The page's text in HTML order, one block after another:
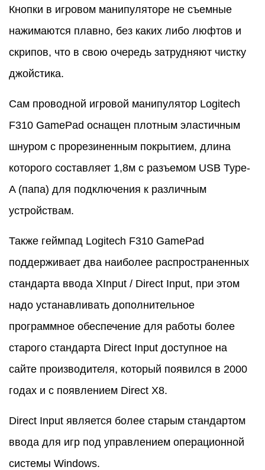
Кнопки в игровом манипуляторе не съемные
нажимаются плавно, без каких либо люфтов и
скрипов, что в свою очередь затрудняют чистку
джойстика.
Сам проводной игровой манипулятор Logitech
F310 GamePad оснащен плотным эластичным
шнуром с прорезиненным покрытием, длина
которого составляет 1,8м с разъемом USB Type-
A (папа) для подключения к различным
устройствам.
Также геймпад Logitech F310 GamePad
поддерживает два наиболее распространенных
стандарта ввода XInput / Direct Input, при этом
надо устанавливать дополнительное
программное обеспечение для работы более
старого стандарта Direct Input доступное на
сайте производителя, который появился в 2000
годах и с появлением Direct X8.
Direct Input является более старым стандартом
ввода для игр под управлением операционной
системы Windows.